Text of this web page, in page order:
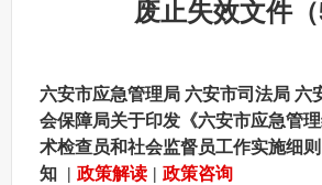
废止失效文件（
六安市应急管理局 六安市司法局 六
会保障局关于印发《六安市应急管
术检查员和社会监督员工作实施细
知 | 政策解读 | 政策咨询